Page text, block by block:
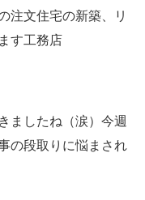
注文住宅の新築、リ
す工務店
ましたね（涙）今週
の段取りに悩まされ